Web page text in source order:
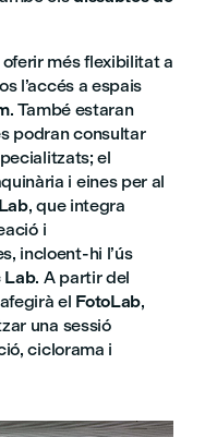
més flexibilitat a
l’accés a espais
. També estaran
podran consultar
el
i eines per al
Lab, que integra
i
incloent-hi l’ús
Lab. A partir del
el FotoLab,
una sessió
ciclorama i